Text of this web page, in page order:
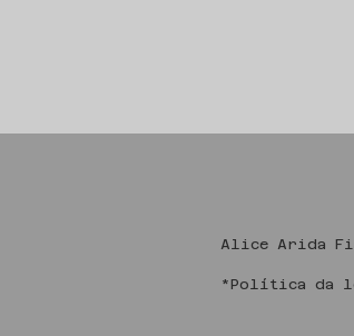
Alice
*Política da